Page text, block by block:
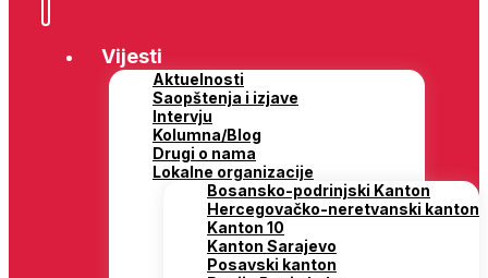
Vijesti
Aktuelnosti
Saopštenja i izjave
Intervju
Kolumna/Blog
Drugi o nama
Lokalne organizacije
Bosansko-podrinjski Kanton
Hercegovačko-neretvanski kanton
Kanton 10
Kanton Sarajevo
Posavski kanton